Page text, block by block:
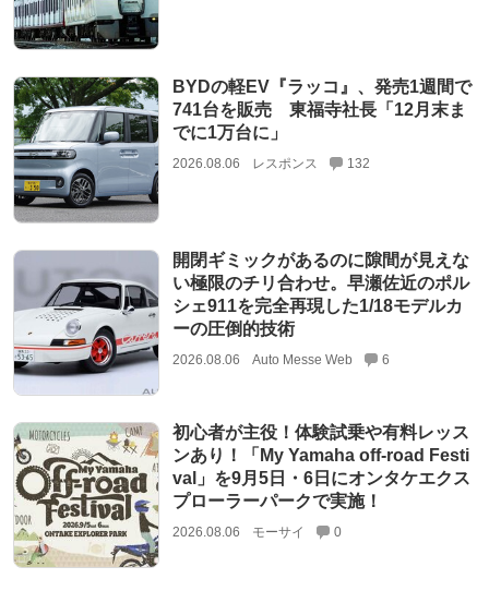
BYDの軽EV『ラッコ』、発売1週間で
741台を販売 東福寺社長「12月末ま
でに1万台に」
2026.08.06 レスポンス 132
開閉ギミックがあるのに隙間が見えな
い極限のチリ合わせ。早瀬佐近のポル
シェ911を完全再現した1/18モデルカ
ーの圧倒的技術
2026.08.06 Auto Messe Web 6
初心者が主役！体験試乗や有料レッス
ンあり！「My Yamaha off-road Festi
val」を9月5日・6日にオンタケエクス
プローラーパークで実施！
2026.08.06 モーサイ 0